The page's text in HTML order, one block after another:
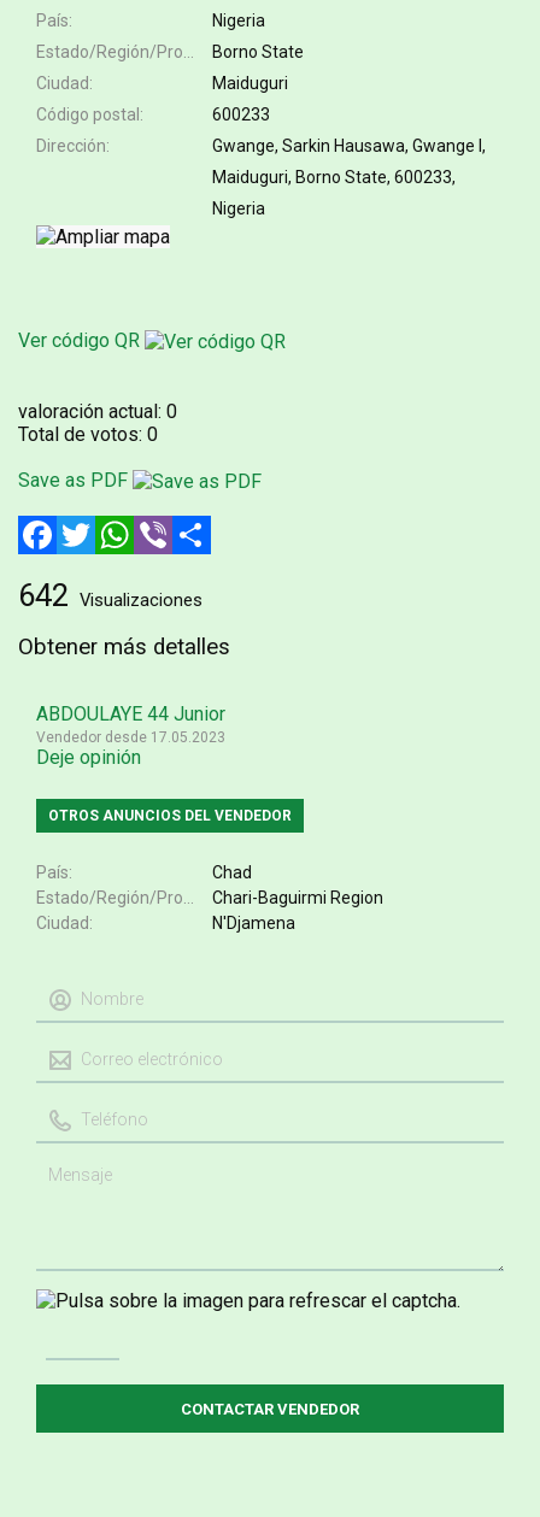
País
Nigeria
Borno State
Ciudad
Maiduguri
Código postal
600233
Dirección
Gwange, Sarkin Hausawa, Gwange I,
Maiduguri, Borno State, 600233,
Nigeria
Ver código QR
valoración actual: 0
Total de votos: 0
Save as PDF
FacebookTwitterWhatsApp
Viber
642 Visualizaciones
Obtener más detalles
ABDOULAYE 44 Junior
Vendedor desde 17.05.2023
Deje opinión
OTROS ANUNCIOS DEL VENDEDOR
País
Chad
Chari-Baguirmi Region
Ciudad
N'Djamena